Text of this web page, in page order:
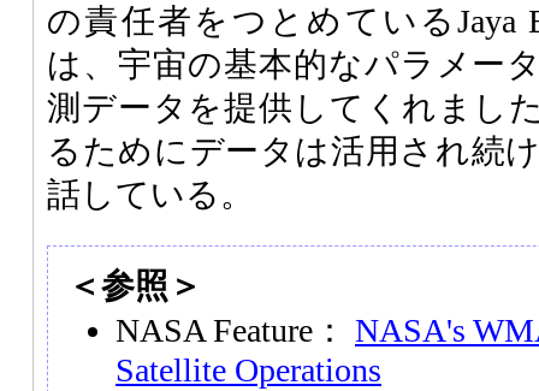
の責任者をつとめているJaya
は、宇宙の基本的なパラメー
測データを提供してくれまし
るためにデータは活用され続
話している。
＜参照＞
NASA Feature： NASA's
Satellite Operations